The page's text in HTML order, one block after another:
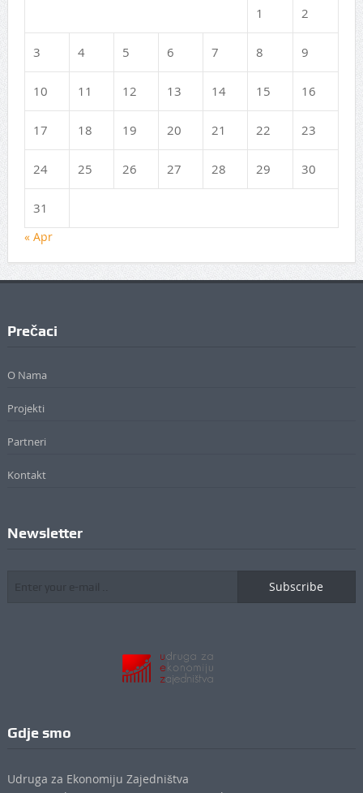
1 2
3 4 5 6 7 8 9
10 11 12 13 14 15 16
17 18 19 20 21 22 23
24 25 26 27 28 29 30
31
« Apr
Prečaci
O Nama
Projekti
Partneri
Kontakt
Newsletter
Subscribe
Gdje smo
Udruga za Ekonomiju Zajedništva